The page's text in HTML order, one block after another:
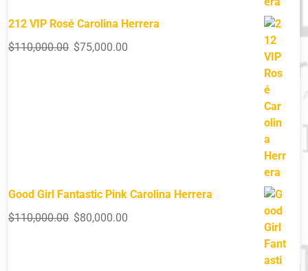
212 VIP Rosé Carolina Herrera
$110,000.00 $75,000.00
Good Girl Fantastic Pink Carolina Herrera
$110,000.00 $80,000.00